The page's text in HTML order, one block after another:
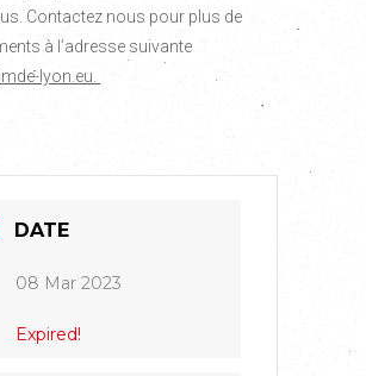
Contactez nous pour plus de
à l’adresse suivante
lyon.eu.
DATE
08 Mar 2023
Expired!